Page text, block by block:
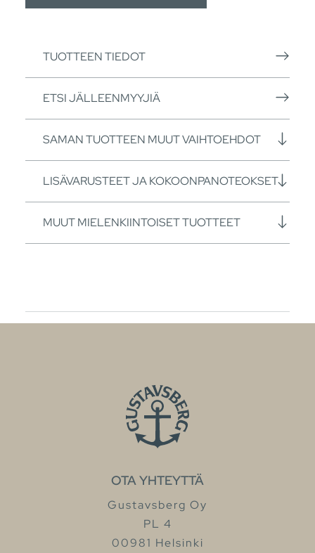
TUOTTEEN TIEDOT
ETSI JÄLLEENMYYJIÄ
SAMAN TUOTTEEN MUUT VAIHTOEHDOT
LISÄVARUSTEET JA KOKOONPANOTEOKSET
MUUT MIELENKIINTOISET TUOTTEET
OTA YHTEYTTÄ
Gustavsberg Oy
PL 4
00981 Helsinki